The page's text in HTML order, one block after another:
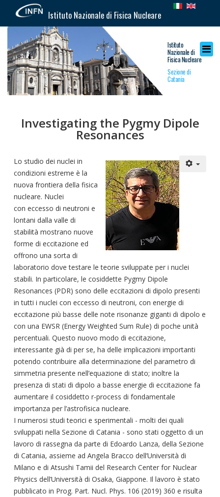
Istituto Nazionale di Fisica Nucleare
Istituto
Nazionale di
Fisica Nucleare
Sezione di
Catania
Investigating the Pygmy Dipole
Resonances
Lo studio dei nuclei in
condizioni estreme è la
nuova frontiera della fisica
nucleare. Nuclei
con eccesso di neutroni e
lontani dalla valle di
stabilità mostrano nuove
forme di eccitazione ed
offrono una sorta di
laboratorio dove testare le teorie sviluppate per i nuclei
stabili. In particolare, le cosiddette Pygmy Dipole
Resonances (PDR) sono delle eccitazioni di dipolo presenti
in tutti i nuclei con eccesso di neutroni, con energie di
eccitazione più basse delle note risonanze giganti di dipolo e
con una EWSR (Energy Weighted Sum Rule) di poche unità
percentuali. Questo nuovo modo di eccitazione,
interessante già di per se, ha delle implicazioni importanti
potendo contribuire alla determinazione del parametro di
simmetria presente nell’equazione di stato; inoltre la
presenza di stati di dipolo a basse energie di eccitazione fa
aumentare il cosiddetto r-process di fondamentale
importanza per l’astrofisica nucleare.
I numerosi studi teorici e sperimentali - molti dei quali
sviluppati nella Sezione di Catania - sono stati oggetto di un
lavoro di rassegna da parte di Edoardo Lanza, della Sezione
di Catania, assieme ad Angela Bracco dell’Università di
Milano e di Atsushi Tamii del Research Center for Nuclear
Physics dell’Università di Osaka, Giappone. Il lavoro è stato
pubblicato in Prog. Part. Nucl. Phys. 106 (2019) 360 e risulta